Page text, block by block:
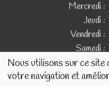
Nous utilisons sur ce
votre navigation et
Mercredi :
Jeudi :
Vendredi :
Samedi :